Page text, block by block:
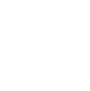
らかもしれま